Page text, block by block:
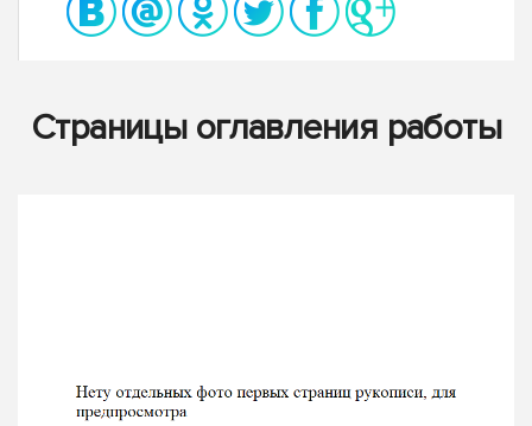
Страницы оглавления работы